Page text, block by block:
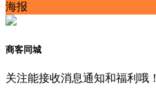
海报
商客同城
关注能接收消息通知和福利哦！